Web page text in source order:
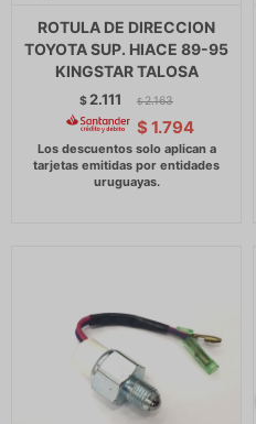
ROTULA DE DIRECCION
TOYOTA SUP. HIACE 89-95
KINGSTAR TALOSA
$ 2.111 $ 2.163
$ 1.794